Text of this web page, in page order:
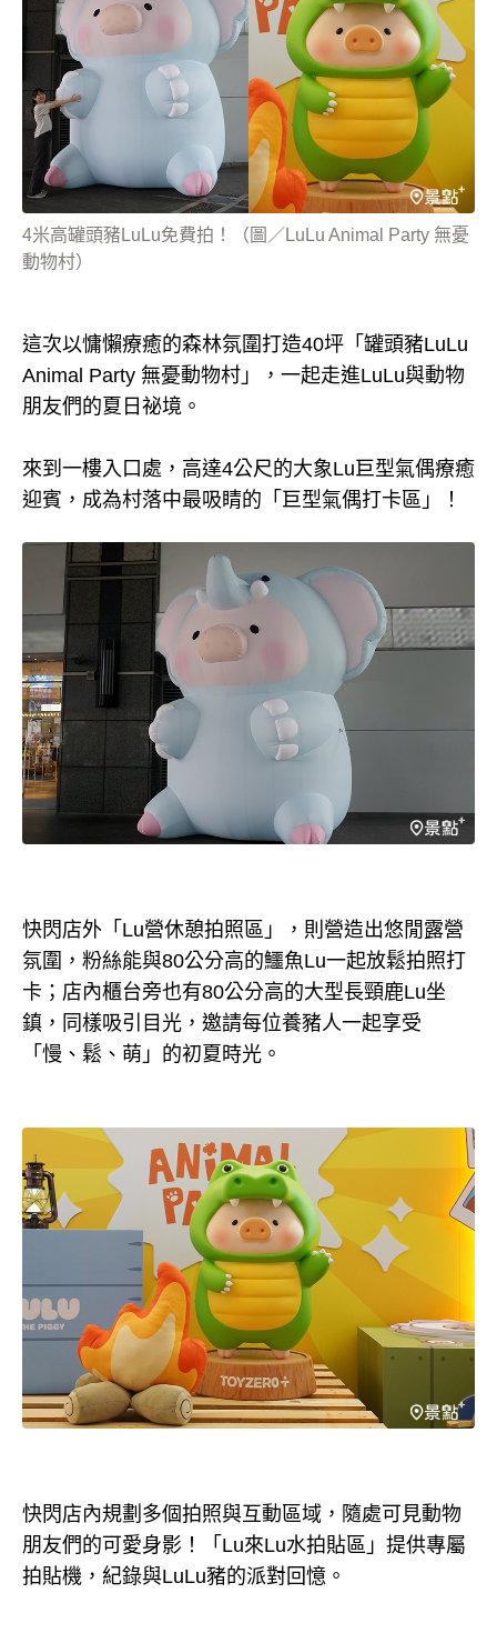
4米高罐頭豬LuLu免費拍！（圖／LuLu Animal Party 無憂
動物村）
這次以慵懶療癒的森林氛圍打造40坪「罐頭豬LuLu
Animal Party 無憂動物村」，一起走進LuLu與動物
朋友們的夏日祕境。
來到一樓入口處，高達4公尺的大象Lu巨型氣偶療癒
迎賓，成為村落中最吸睛的「巨型氣偶打卡區」！
快閃店外「Lu營休憩拍照區」，則營造出悠閒露營
氛圍，粉絲能與80公分高的鱷魚Lu一起放鬆拍照打
卡；店內櫃台旁也有80公分高的大型長頸鹿Lu坐
鎮，同樣吸引目光，邀請每位養豬人一起享受
「慢、鬆、萌」的初夏時光。
快閃店內規劃多個拍照與互動區域，隨處可見動物
朋友們的可愛身影！「Lu來Lu水拍貼區」提供專屬
拍貼機，紀錄與LuLu豬的派對回憶。